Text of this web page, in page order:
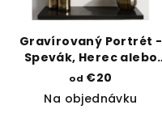
Gravírovaný Portrét -
Spevák, Herec alebo
Športovec v štýle
kresba ceruzou
od €20
Na objednávku